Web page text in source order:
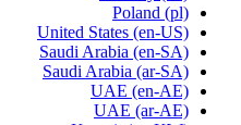
Poland (pl)
United States (en-US)
Saudi Arabia (en-SA)
Saudi Arabia (ar-SA)
UAE (en-AE)
UAE (ar-AE)